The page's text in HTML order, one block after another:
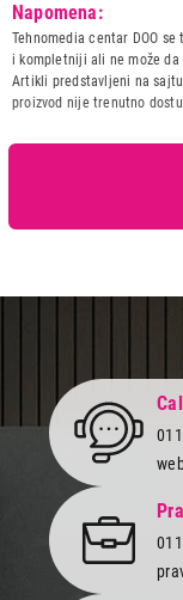
Naziv i vrsta robe:
Uvoznik:
Zemlja porekla:
Napomena:
Tehnomedia centar DOO
i kompletniji ali ne može
Artikli predstavljeni na
proizvod nije trenutno